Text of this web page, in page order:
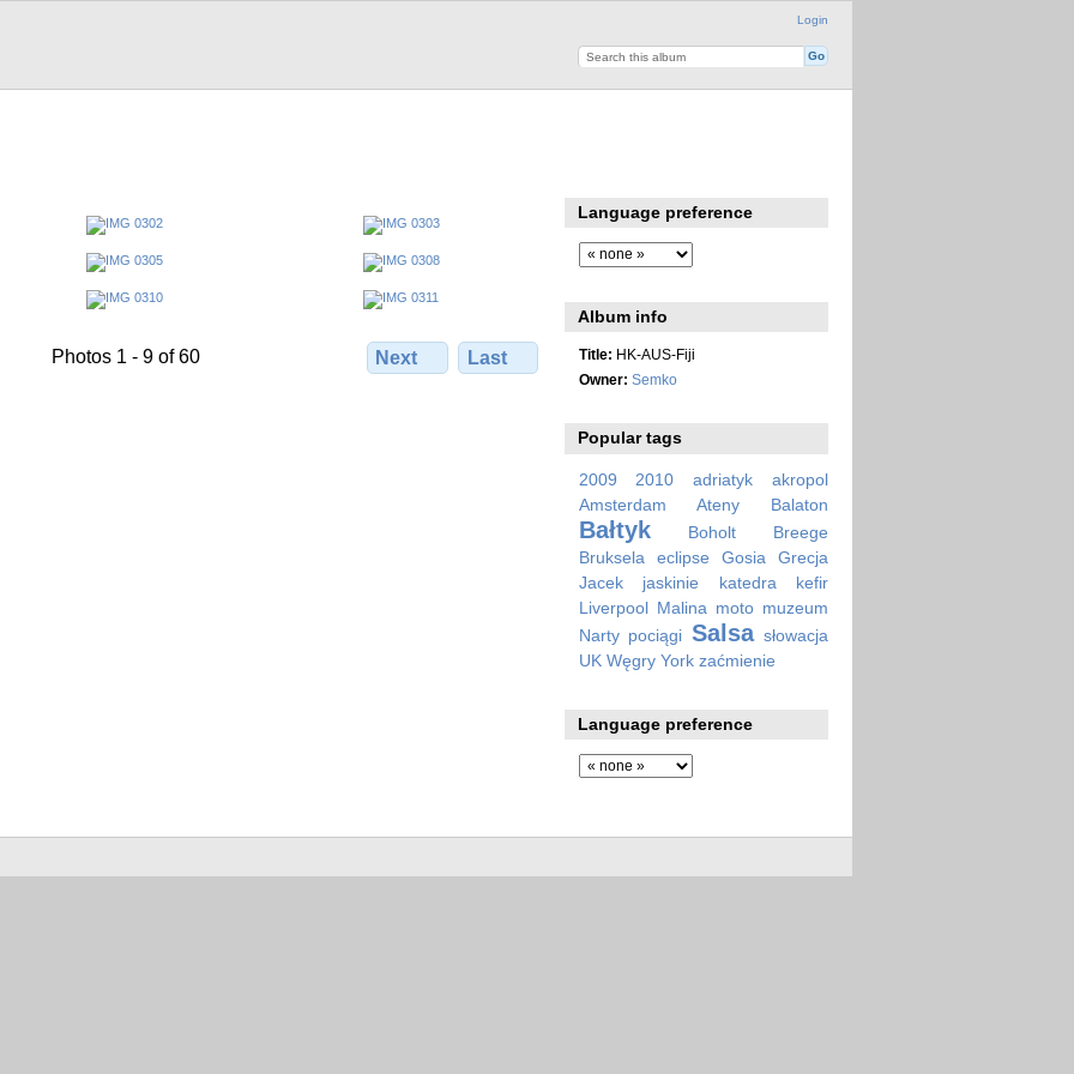
Login
Photos 1 - 9 of 60 Next Last
Language preference
Album info
Title: HK-AUS-Fiji
Owner: Semko
Popular tags
2009 2010 adriatyk
akropol
Amsterdam
Ateny Balaton
Bałtyk Boholt
Breege
Bruksela
eclipse Gosia
Grecja
Jacek
jaskinie katedra
kefir
Liverpool Malina moto muzeum
Narty pociągi Salsa słowacja
UK Węgry York zaćmienie
Language preference